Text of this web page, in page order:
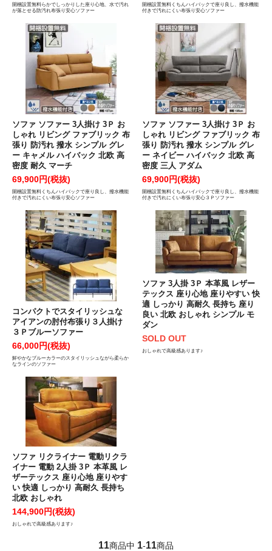
開梱設置無料らかでしっかりした座り心地、水で汚れ
が落とせる防汚れ布張り安心ソファー
開梱設置無料くちんハイバックで座り良し、撥水機能
付きで汚れにくい布張り安心ソファー
ソファ ソファー 3人掛け 3Ｐ お
しゃれ リビング ファブリック 布
張り 防汚れ 撥水 シンプル グレ
ー キャメル ハイバック 北欧 高
密度 耐久 マーチ
69,900円(税抜)
開梱設置無料くちんハイバックで座り良し、撥水機能
付きで汚れにくい布張り安心ソファー
ソファ ソファー 3人掛け 3Ｐ お
しゃれ リビング ファブリック 布
張り 防汚れ 撥水 シンプル グレ
ー ネイビー ハイバック 北欧 高
密度 三人 アダム
69,900円(税抜)
開梱設置無料くちんハイバックで座り良し、撥水機能
付きで汚れにくい布張り安心３Ｐソファー
コンパクトでスタイリッシュな
アイアンの肘付布張り３人掛け
３Ｐブルーソファー
66,000円(税抜)
鮮やかなブルーカラーのスタイリッシュながら柔らか
なラインのソファー
ソファ 3人掛 3Ｐ 本革風 レザー
テックス 座り心地 座りやすい 快
適 しっかり 高耐久 長持ち 座り
良い 北欧 おしゃれ シンプル モ
ダン
SOLD OUT
おしゃれで高級感あります♪
ソファ リクライナー 電動リクラ
イナー 電動 2人掛 3Ｐ 本革風 レ
ザーテックス 座り心地 座りやす
い 快適 しっかり 高耐久 長持ち
北欧 おしゃれ
144,900円(税抜)
おしゃれで高級感あります♪
11商品中 1-11商品